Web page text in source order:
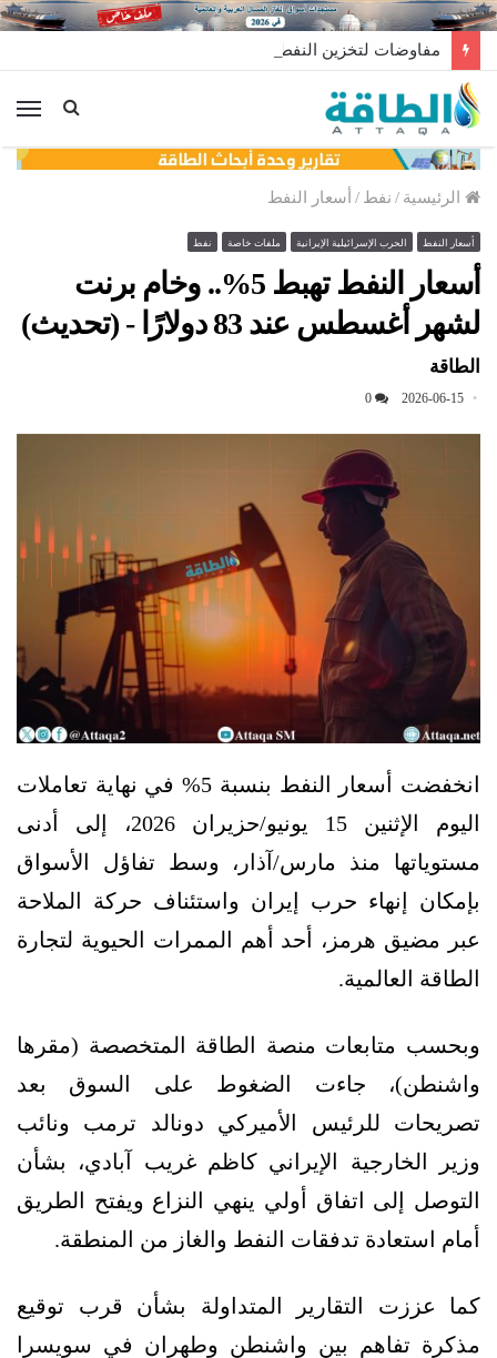
مفاوضات لتخزين النفط العراقي في الخارج
الرئيسية / نفط / أسعار النفط
أسعار النفط الحرب الإسرائيلية الإيرانية ملفات خاصة نفط
أسعار النفط تهبط 5%.. وخام برنت
لشهر أغسطس عند 83 دولارًا - (تحديث)
الطاقة
2026-06-15
0
انخفضت أسعار النفط بنسبة 5% في نهاية تعاملات
اليوم الإثنين 15 يونيو/حزيران 2026، إلى أدنى
مستوياتها منذ مارس/آذار، وسط تفاؤل الأسواق
بإمكان إنهاء حرب إيران واستئناف حركة الملاحة
عبر مضيق هرمز، أحد أهم الممرات الحيوية لتجارة
الطاقة العالمية.
وبحسب متابعات منصة الطاقة المتخصصة (مقرها
واشنطن)، جاءت الضغوط على السوق بعد
تصريحات للرئيس الأميركي دونالد ترمب ونائب
وزير الخارجية الإيراني كاظم غريب آبادي، بشأن
التوصل إلى اتفاق أولي ينهي النزاع ويفتح الطريق
أمام استعادة تدفقات النفط والغاز من المنطقة.
كما عززت التقارير المتداولة بشأن قرب توقيع
مذكرة تفاهم بين واشنطن وطهران في سويسرا